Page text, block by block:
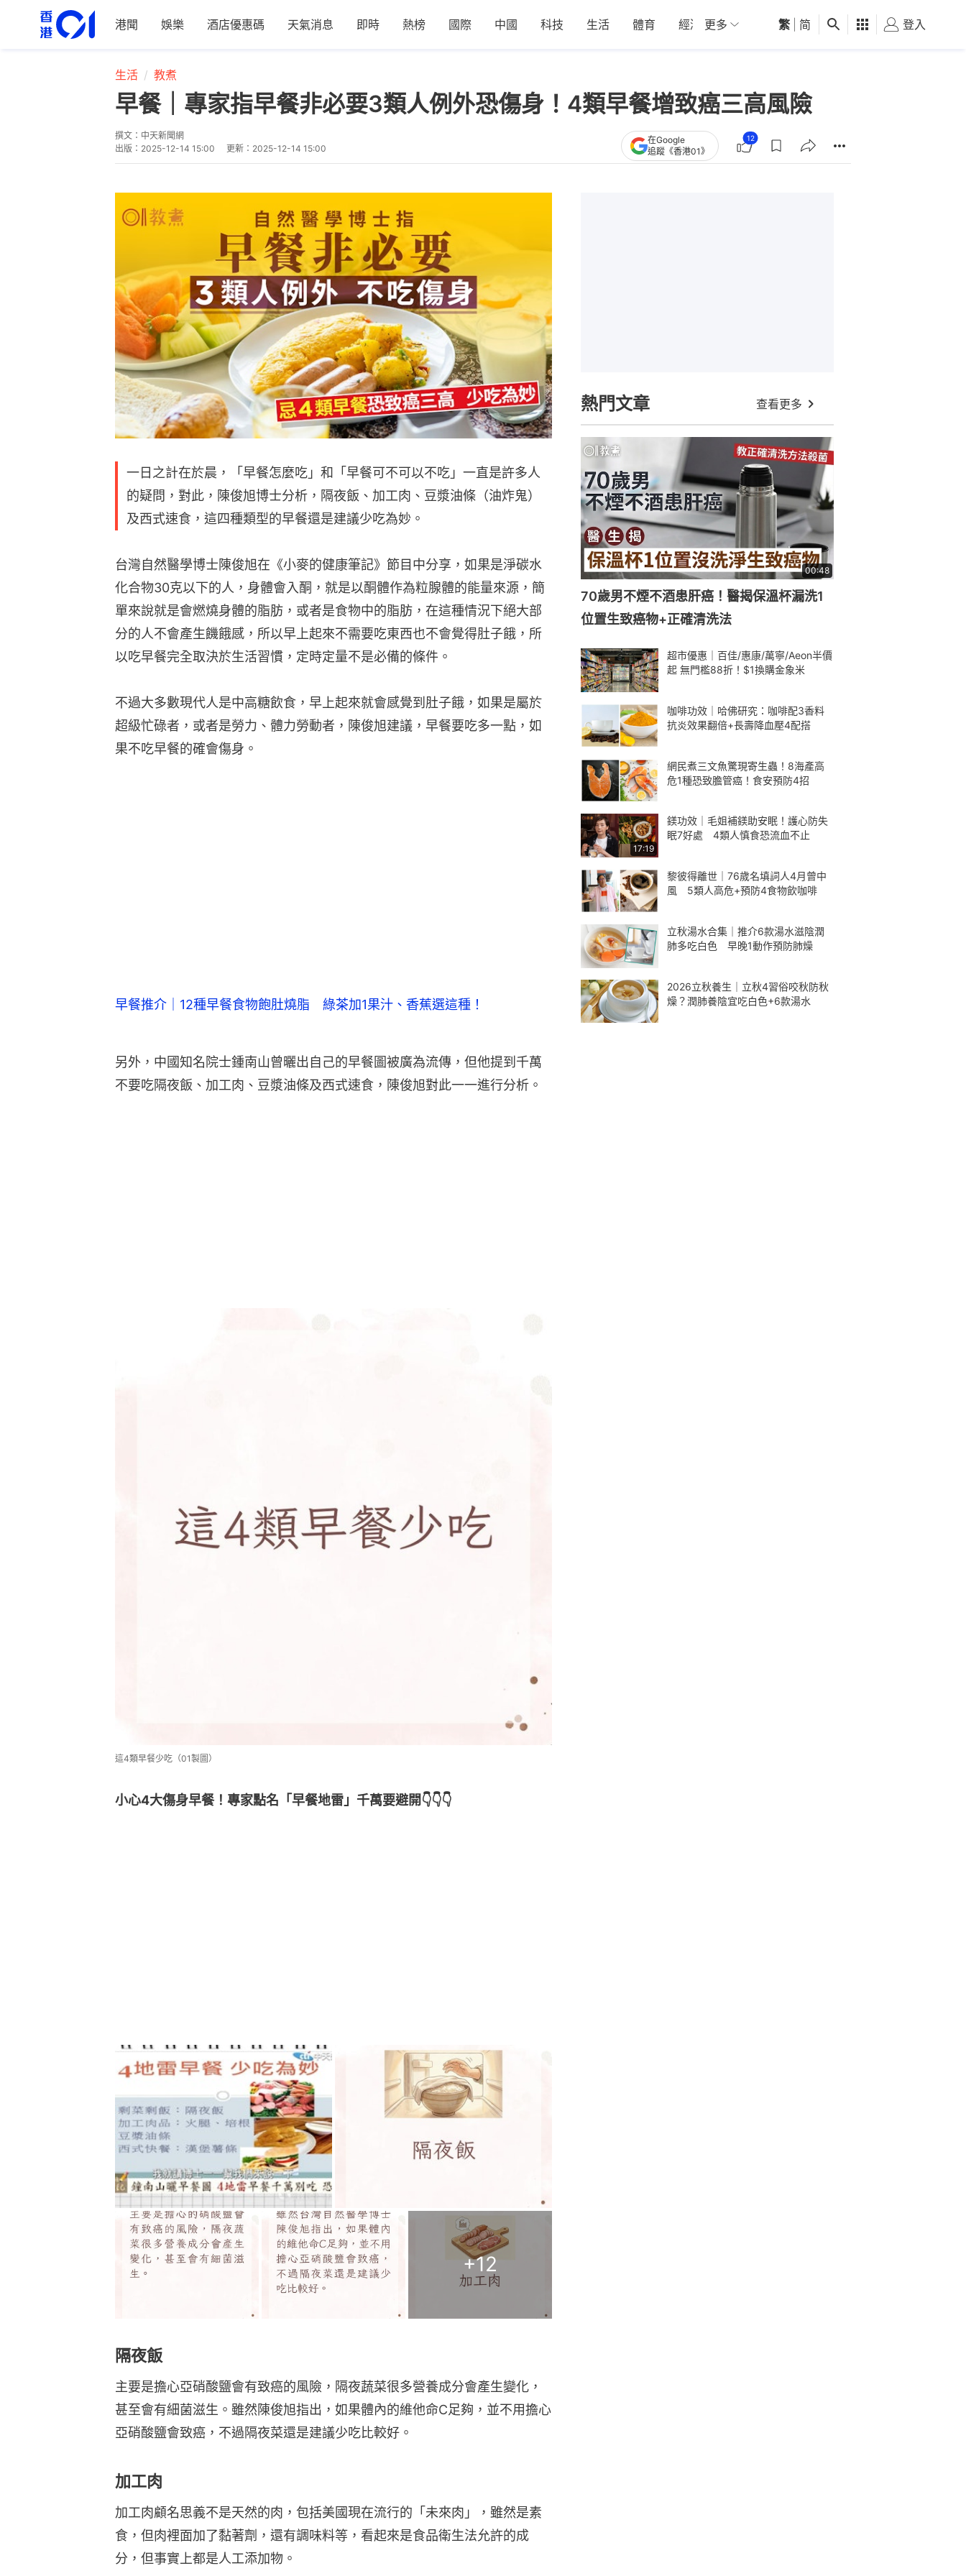
港聞 娛樂 酒店優惠碼 天氣消息 即時 熱榜 國際 中國 科技 生活 體育 經濟 01深圳 觀點 健康 好食玩飛
更多 繁 简 登入
生活 教煮
早餐｜專家指早餐非必要3類人例外恐傷身！4類早餐增致癌三高風險
撰文： 中天新聞網
出版： 2025-12-14 15:00 更新： 2025-12-14 15:00
在Google
追蹤《香港01》
12
一日之計在於晨，「早餐怎麼吃」和「早餐可不可以不吃」一直是許多人
的疑問，對此，陳俊旭博士分析，隔夜飯、加工肉、豆漿油條（油炸鬼）
及西式速食，這四種類型的早餐還是建議少吃為妙。
台灣自然醫學博士陳俊旭在《小麥的健康筆記》節目中分享，如果是淨碳水
化合物30克以下的人，身體會入酮，就是以酮體作為粒腺體的能量來源，簡
單來說就是會燃燒身體的脂肪，或者是食物中的脂肪，在這種情況下絕大部
分的人不會產生饑餓感，所以早上起來不需要吃東西也不會覺得肚子餓，所
以吃早餐完全取決於生活習慣，定時定量不是必備的條件。
不過大多數現代人是中高糖飲食，早上起來就會感覺到肚子餓，如果是屬於
超級忙碌者，或者是勞力、體力勞動者，陳俊旭建議，早餐要吃多一點，如
果不吃早餐的確會傷身。
早餐推介｜12種早餐食物飽肚燒脂 綠茶加1果汁、香蕉選這種！
另外，中國知名院士鍾南山曾曬出自己的早餐圖被廣為流傳，但他提到千萬
不要吃隔夜飯、加工肉、豆漿油條及西式速食，陳俊旭對此一一進行分析。
這4類早餐少吃（01製圖）
小心4大傷身早餐！專家點名「早餐地雷」千萬要避開👇👇👇
+12
隔夜飯
主要是擔心亞硝酸鹽會有致癌的風險，隔夜蔬菜很多營養成分會產生變化，
甚至會有細菌滋生。雖然陳俊旭指出，如果體內的維他命C足夠，並不用擔心
亞硝酸鹽會致癌，不過隔夜菜還是建議少吃比較好。
加工肉
加工肉顧名思義不是天然的肉，包括美國現在流行的「未來肉」，雖然是素
食，但肉裡面加了黏著劑，還有調味料等，看起來是食品衛生法允許的成
分，但事實上都是人工添加物。
熱門文章 查看更多
00:48
70歲男不煙不酒患肝癌！醫揭保溫杯漏洗1
位置生致癌物+正確清洗法
超市優惠｜百佳/惠康/萬寧/Aeon半價
起 無門檻88折！$1換購金象米
咖啡功效｜哈佛研究：咖啡配3香料
抗炎效果翻倍+長壽降血壓4配搭
網民煮三文魚驚現寄生蟲！8海產高
危1種恐致膽管癌！食安預防4招
17:19
鎂功效｜毛姐補鎂助安眠！護心防失
眠7好處 4類人慎食恐流血不止
黎彼得離世｜76歲名填詞人4月曾中
風 5類人高危+預防4食物飲咖啡
立秋湯水合集｜推介6款湯水滋陰潤
肺多吃白色 早晚1動作預防肺燥
2026立秋養生｜立秋4習俗咬秋防秋
燥？潤肺養陰宜吃白色+6款湯水